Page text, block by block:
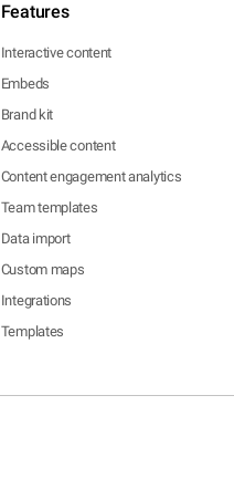
Features
Interactive content
Embeds
Brand kit
Accessible content
Content engagement analytics
Team templates
Data import
Custom maps
Integrations
Templates